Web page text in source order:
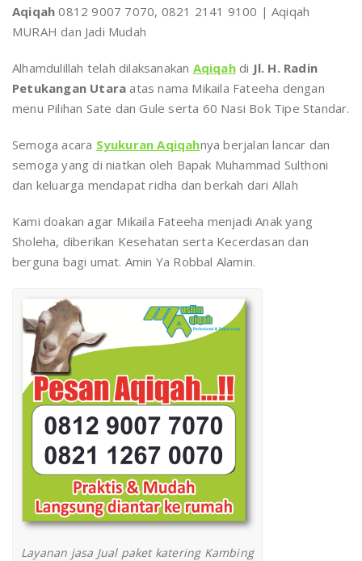
Aqiqah 0812 9007 7070, 0821 2141 9100 | Aqiqah
MURAH dan Jadi Mudah
Alhamdulillah telah dilaksanakan Aqiqahdi Jl. H. Radin
Petukangan Utara atas nama Mikaila Fateeha dengan
menu Pilihan Sate dan Gule serta 60 Nasi Bok Tipe Standar.
Semoga acara Syukuran Aqiqahnya berjalan lancar dan
semoga yang di niatkan oleh Bapak Muhammad Sulthoni
dan keluarga mendapat ridha dan berkah dari Allah
Kami doakan agar Mikaila Fateeha menjadi Anak yang
Sholeha, diberikan Kesehatan serta Kecerdasan dan
berguna bagi umat. Amin Ya Robbal Alamin.
Layanan jasa Jual paket katering Kambing